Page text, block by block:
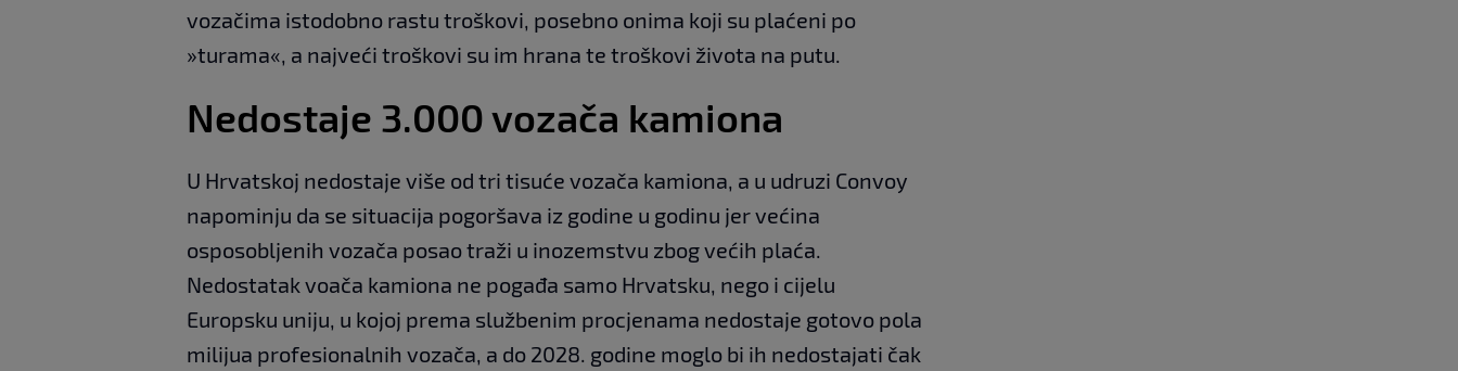
vozačima istodobno rastu troškovi, posebno onima koji su plaćeni po
»turama«, a najveći troškovi su im hrana te troškovi života na putu.
Nedostaje 3.000 vozača kamiona
U Hrvatskoj nedostaje više od tri tisuće vozača kamiona, a u udruzi Convoy
napominju da se situacija pogoršava iz godine u godinu jer većina
osposobljenih vozača posao traži u inozemstvu zbog većih plaća.
Nedostatak voača kamiona ne pogađa samo Hrvatsku, nego i cijelu
Europsku uniju, u kojoj prema službenim procjenama nedostaje gotovo pola
milijua profesionalnih vozača, a do 2028. godine moglo bi ih nedostajati čak